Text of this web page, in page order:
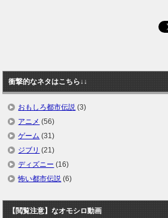
衝撃的なネタはこちら↓↓
おもしろ都市伝説 (3)
アニメ (56)
ゲーム (31)
ジブリ (21)
ディズニー (16)
怖い都市伝説 (6)
【閲覧注意】なオモシロ動画